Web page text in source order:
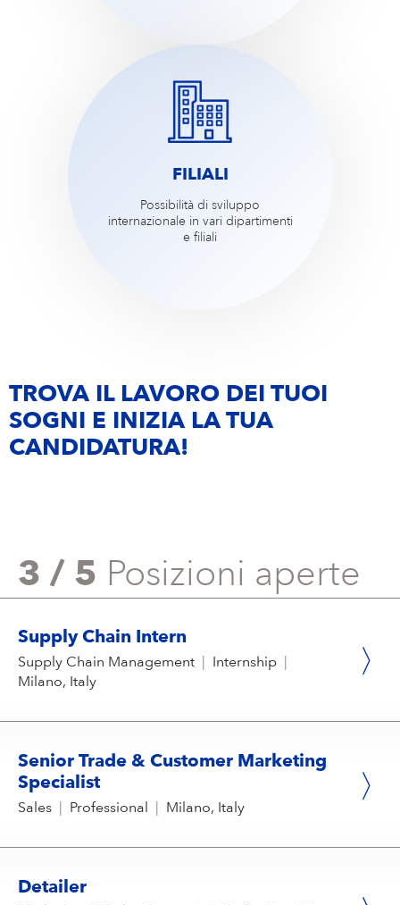
FILIALI
Possibilità di sviluppo
internazionale in vari dipartimenti
e filiali
TROVA IL LAVORO DEI TUOI
SOGNI E INIZIA LA TUA
CANDIDATURA!
3 / 5 Posizioni aperte
Supply Chain Intern
Supply Chain Management Internship
Milano, Italy
Senior Trade & Customer Marketing
Specialist
Sales Professional Milano, Italy
Detailer